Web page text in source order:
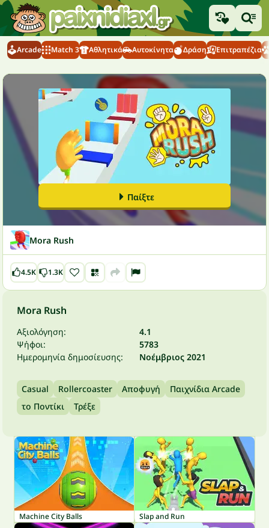
Arcade Match 3 Αθλητικά Αυτοκίνητα Δράση Επιτραπέζια
Παίξτε
Mora Rush
4.5K 1.3K
Mora Rush
Αξιολόγηση:
4.1
Ψήφοι:
5783
Ημερομηνία δημοσίευσης:
Νοέμβριος 2021
Casual Rollercoaster Αποφυγή
Παιχνίδια Arcade
το Ποντίκι
Τρέξε
Machine City Balls Slap and Run